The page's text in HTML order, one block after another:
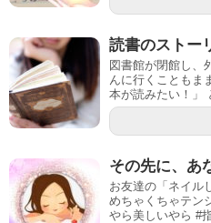
読書のストー
図書館が閉館し、
んに行くこともま
本が読みたい！」
その先に、あ
お友達の「ネイル
めちゃくちゃテン
やら美しいやら #